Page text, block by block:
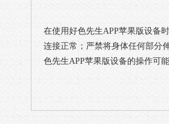
在使用好色先生APP苹果版设备时
连接正常；严禁将身体任何部分
色先生APP苹果版设备的操作可能